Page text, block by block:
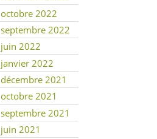
octobre 2022
septembre 2022
juin 2022
janvier 2022
décembre 2021
octobre 2021
septembre 2021
juin 2021